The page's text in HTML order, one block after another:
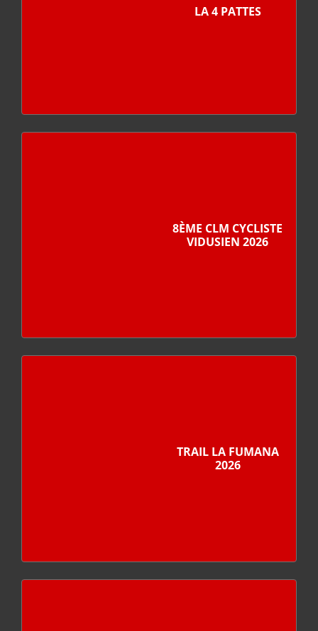
LA 4 PATTES
8ÈME CLM CYCLISTE
VIDUSIEN 2026
TRAIL LA FUMANA
2026